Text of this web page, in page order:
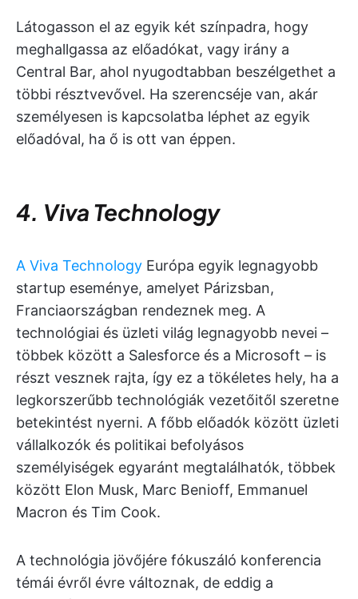
Látogasson el az egyik két színpadra, hogy
meghallgassa az előadókat, vagy irány a
Central Bar, ahol nyugodtabban beszélgethet a
többi résztvevővel. Ha szerencséje van, akár
személyesen is kapcsolatba léphet az egyik
előadóval, ha ő is ott van éppen.
4. Viva Technology
A Viva Technology Európa egyik legnagyobb
startup eseménye, amelyet Párizsban,
Franciaországban rendeznek meg. A
technológiai és üzleti világ legnagyobb nevei –
többek között a Salesforce és a Microsoft – is
részt vesznek rajta, így ez a tökéletes hely, ha a
legkorszerűbb technológiák vezetőitől szeretne
betekintést nyerni. A főbb előadók között üzleti
vállalkozók és politikai befolyásos
személyiségek egyaránt megtalálhatók, többek
között Elon Musk, Marc Benioff, Emmanuel
Macron és Tim Cook.
A technológia jövőjére fókuszáló konferencia
témái évről évre változnak, de eddig a